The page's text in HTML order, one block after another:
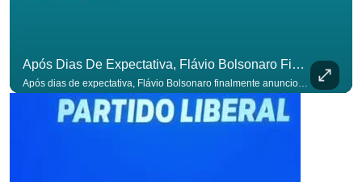
Após Dias De Expectativa, Flávio Bolsonaro Finalmente Anunciou Seu Vice. #OAntagonista
Após dias de expectativa, Flávio Bolsonaro finalmente anunciou seu vice. #OAntagonista Se você busca informação com credibilidade, inscreva-se agora e ative o